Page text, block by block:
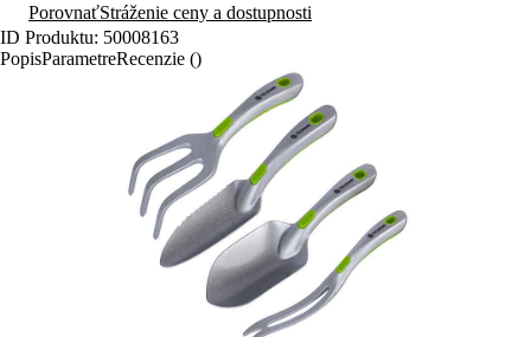
PorovnaťStráženie ceny a dostupnosti
ID Produktu: 50008163
PopisParametreRecenzie ()